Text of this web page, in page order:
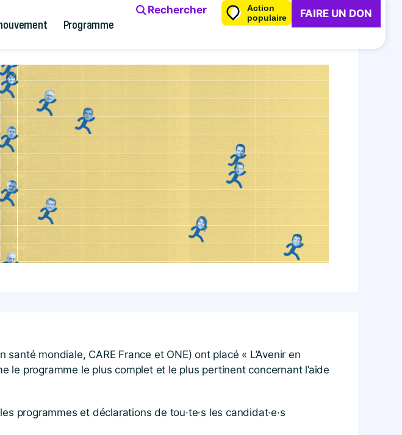
Programme
Rechercher
Action
populaire
FAIRE UN DON
mondiale, CARE France et ONE) ont placé « L’Avenir en
le programme le plus complet et le plus pertinent concernant l’aide
programmes et déclarations de tou·te·s les candidat·e·s